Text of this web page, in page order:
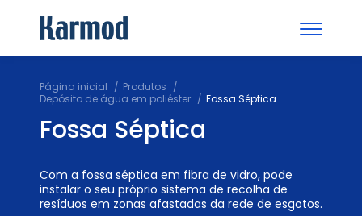
Página inicial
Produtos
Depósito de água em poliéster
Fossa Séptica
Fossa Séptica
Com a fossa séptica em fibra de vidro, pode
instalar o seu próprio sistema de recolha de
resíduos em zonas afastadas da rede de esgotos.